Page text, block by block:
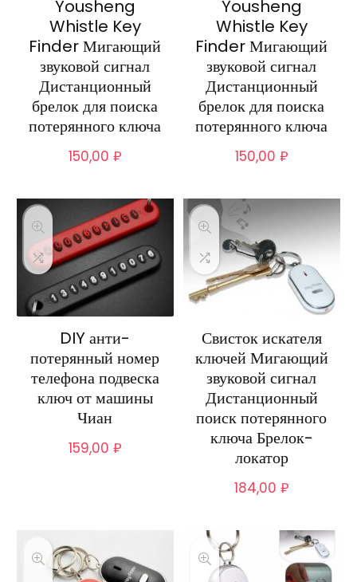
Yousheng
Whistle Key
Finder Мигающий
звуковой сигнал
Дистанционный
брелок для поиска
потерянного ключа
150,00 ₽
Yousheng
Whistle Key
Finder Мигающий
звуковой сигнал
Дистанционный
брелок для поиска
потерянного ключа
150,00 ₽
DIY анти-
потерянный номер
телефона подвеска
ключ от машины
Чиан
159,00 ₽
Свисток искателя
ключей Мигающий
звуковой сигнал
Дистанционный
поиск потерянного
ключа Брелок-
локатор
184,00 ₽